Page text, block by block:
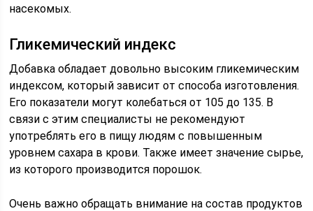
насекомых.
Гликемический индекс
Добавка обладает довольно высоким гликемическим
индексом, который зависит от способа изготовления.
Его показатели могут колебаться от 105 до 135. В
связи с этим специалисты не рекомендуют
употреблять его в пищу людям с повышенным
уровнем сахара в крови. Также имеет значение сырье,
из которого производится порошок.
Очень важно обращать внимание на состав продуктов